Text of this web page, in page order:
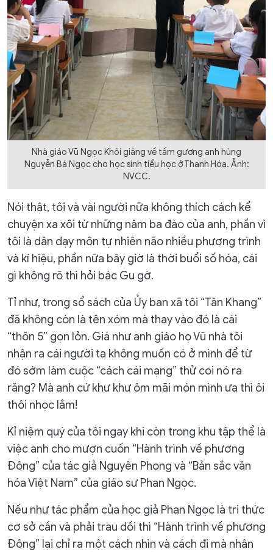
Nhà giáo Vũ Ngọc Khôi giảng về tấm gương anh hùng
Nguyễn Bá Ngọc cho học sinh tiểu học ở Thanh Hóa. Ảnh:
NVCC.
Nói thật, tôi và vài người nữa không thích cách kể
chuyện xa xôi từ những năm ba đào của anh, phần vì
tôi là dân dạy môn tự nhiên não nhiều phương trình
và kí hiệu, phần nữa bây giờ là thời buổi số hóa, cái
gì không rõ thì hỏi bác Gu gờ.
Tỉ như, trong sổ sách của Ủy ban xã tôi “Tân Khang”
đã không còn là tên xóm mà thay vào đó là cái
“thôn 5” gọn lỏn. Giá như anh giáo họ Vũ nhà tôi
nhận ra cái người ta không muốn có ở mình để từ
đó sớm làm cuộc “cách cái mạng” thử coi nó ra
răng? Mà anh cứ khư khư ôm mãi món mình ưa thì ôi
thôi nhọc lắm!
Kỉ niệm quý của tôi ngay khi còn trong khu tập thể là
việc anh cho mượn cuốn “Hành trình về phương
Đông” của tác giả Nguyên Phong và “Bản sắc văn
hóa Việt Nam” của giáo sư Phan Ngọc.
Nếu như tác phẩm của học giả Phan Ngọc là tri thức
cơ sở cần và phải trau dồi thì “Hành trình về phương
Đông” lại chỉ ra một cách nhìn và cách đi mà nhân